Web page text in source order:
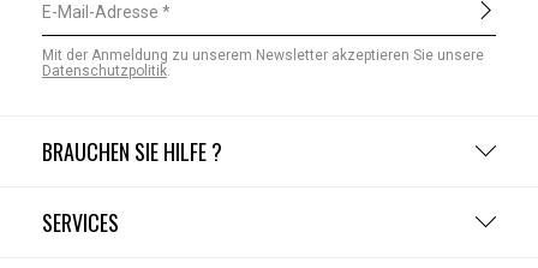
BRAUCHEN SIE HILFE ?
SERVICES
E-Mail-Adresse
Mit der Anmeldung zu unserem Newsletter akzeptieren Sie unsere
Datenschutzpolitik